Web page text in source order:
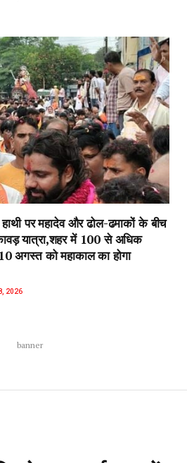
पर महादेव और ढोल-ढमाकों के बीच
यात्रा,शहर में 100 से अधिक
अगस्त को महाकाल का होगा
2026
banner